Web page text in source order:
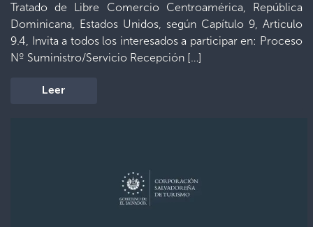
Tratado de Libre Comercio Centroamérica, República
Dominicana, Estados Unidos, según Capítulo 9, Articulo
9.4, Invita a todos los interesados a participar en: Proceso
Nº Suministro/Servicio Recepción […]
Leer